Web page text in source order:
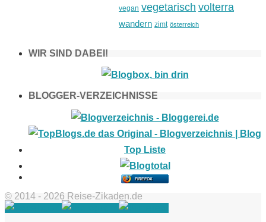
vegan vegetarisch volterra
wandern zimt österreich
WIR SIND DABEI!
BLOGGER-VERZEICHNISSE
FIREFOX
© 2014 - 2026 Reise-Zikaden.de